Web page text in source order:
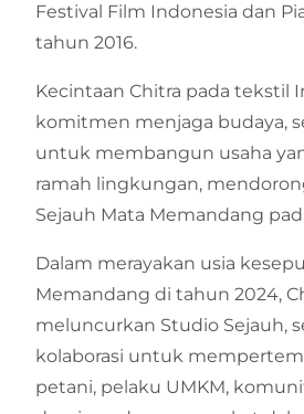
Festival Film Indonesia dan
tahun 2016.
Kecintaan Chitra pada tekstil
komitmen menjaga budaya,
untuk membangun usaha
ramah lingkungan,
Sejauh Mata Memandang
Dalam merayakan usia
Memandang di tahun 2024,
meluncurkan Studio Sejauh,
kolaborasi untuk
petani, pelaku UMKM,